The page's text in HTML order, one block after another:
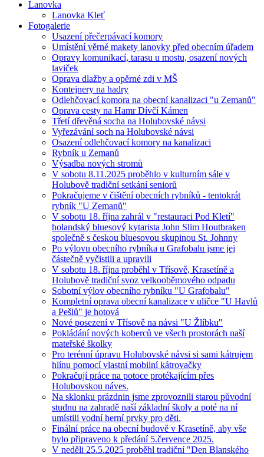
Lanovka
Lanovka Kleť
Fotogalerie
Usazení přečerpávací komory
Umístění věrné makety lanovky před obecním úřadem
Opravy komunikací, tarasu u mostu, osazení nových
laviček
Oprava dlažby a opěrné zdi v MŠ
Kontejnery na hadry
Odlehčovací komora na obecní kanalizaci "u Zemanů"
Oprava cesty na Hamr Dívčí Kámen
Třetí dřevěná socha na Holubovské návsi
Vyřezávání soch na Holubovské návsi
Osazení odlehčovací komory na kanalizaci
Rybník u Zemanů
Výsadba nových stromů
V sobotu 8.11.2025 proběhlo v kulturním sále v
Holubově tradiční setkání seniorů
Pokračujeme v čištění obecních rybníků - tentokrát
rybník "U Zemanů"
V sobotu 18. října zahrál v "restauraci Pod Kletí"
holandský bluesový kytarista John Slim Houtbraken
společně s českou bluesovou skupinou St. Johnny
Po výlovu obecního rybníka u Grafobalu jsme jej
částečně vyčistili a upravili
V sobotu 18. října proběhl v Třísově, Krasetíně a
Holubově tradiční svoz velkooběmového odpadu
Sobotní výlov obecního rybníku "U Grafobalu"
Kompletní oprava obecní kanalizace v uličce "U Havlů
a Pešlů" je hotová
Nové posezení v Třísově na návsi "U Žlíbku"
Pokládání nových koberců ve všech prostorách naší
mateřské školky
Pro terénní úpravu Holubovské návsi si sami kátrujem
hlínu pomocí vlastní mobilní kátrovačky
Pokračují práce na potoce protékajícím přes
Holubovskou náves.
Na sklonku prázdnin jsme zprovoznili starou původní
studnu na zahradě naší základní školy a poté na ní
umístili vodní herní prvky pro děti.
Finální práce na obecní budově v Krasetíně, aby vše
bylo připraveno k předání 5.července 2025.
V neděli 25.5.2025 proběhl tradiční "Den Blanského